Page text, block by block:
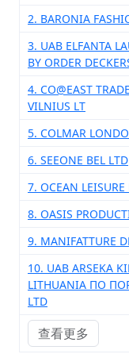
2. BARONIA
3. UAB ELFANTA
BY ORDER
4. CO@EAST
VILNIUS LT
5. COLMAR
6. SEEONE BEL LTD
7. OCEAN LEISURE
8. OASIS
9. MANIFATTURE
10. UAB ARSEKA
LITHUANIA ПО
LTD
查看更多